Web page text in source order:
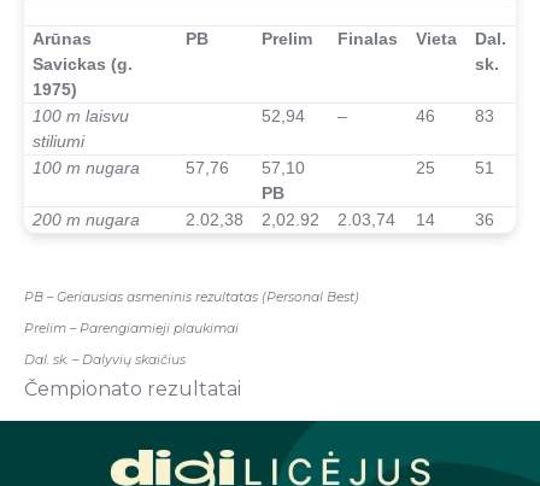
Arūnas
Savickas (g.
1975)
PB Prelim Finalas Vieta
Dal.
sk.
100 m laisvu
stiliumi
52,94 – 46 83
100 m nugara 57,76
57,10
PB
25 51
200 m nugara 2.02,38 2,02.92 2.03,74 14 36
PB – Geriausias asmeninis rezultatas (Personal Best)
Prelim – Parengiamieji plaukimai
Dal. sk. – Dalyvių skaičius
Čempionato rezultatai